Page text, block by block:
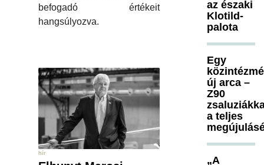
befogadó értékeit
hangsúlyozva.
hír
az északi
Klotild-
palota
Egy
új arca –
Z90
a teljes
„A